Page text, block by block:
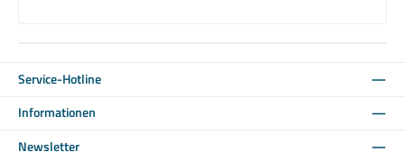
Service-Hotline
Informationen
Newsletter